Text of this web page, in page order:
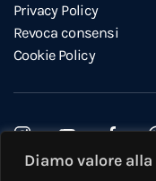
Diamo valore
Privacy Policy
Revoca consensi
Cookie Policy